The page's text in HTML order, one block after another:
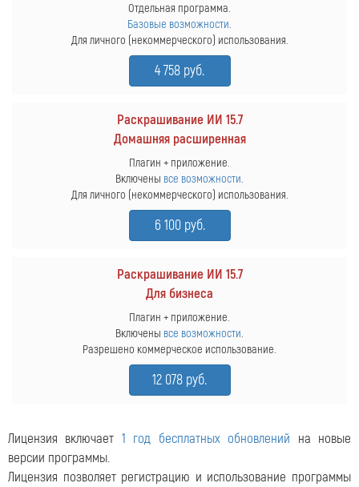
Отдельная программа.
Базовые возможности.
Для личного (некоммерческого) использования.
4 758 руб.
Раскрашивание ИИ 15.7
Домашняя расширенная
Плагин + приложение.
Включены все возможности.
Для личного (некоммерческого) использования.
6 100 руб.
Раскрашивание ИИ 15.7
Для бизнеса
Плагин + приложение.
Включены все возможности.
Разрешено коммерческое использование.
12 078 руб.
Лицензия включает 1 год бесплатных обновлений на новые
версии программы.
Лицензия позволяет регистрацию и использование программы